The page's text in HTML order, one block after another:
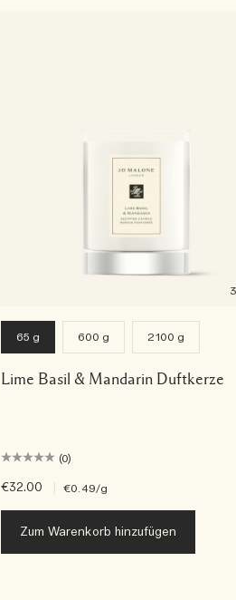
65 g 600 g 2100 g
Lime Basil & Mandarin Duftkerze
(0)
€32.00 €0.49/g
Zum Warenkorb hinzufügen